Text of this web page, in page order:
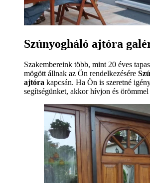
Szúnyogháló ajtóra
Szakembereink több, mint 20 éves
mögött állnak az Ön rendelkezésére
ajtóra kapcsán. Ha Ön is szeretné
segítségünket, akkor hívjon és